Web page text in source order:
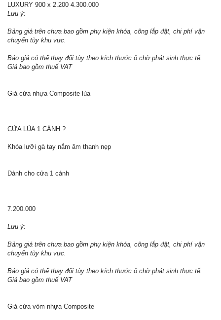
LUXURY 900 x 2.200 4.300.000
Lưu ý:
Bảng giá trên chưa bao gồm phụ kiện khóa, công lắp đặt, chi phí vận
chuyển tùy khu vực.
Báo giá có thể thay đổi tùy theo kích thước ô chờ phát sinh thực tế.
Giá bao gồm thuế VAT
Giá cửa nhựa Composite lùa
CỬA LÙA 1 CÁNH ?
Khóa lưỡi gà tay nắm âm thanh nẹp
Dành cho cửa 1 cánh
7.200.000
Lưu ý:
Bảng giá trên chưa bao gồm phụ kiện khóa, công lắp đặt, chi phí vận
chuyển tùy khu vực.
Báo giá có thể thay đổi tùy theo kích thước ô chờ phát sinh thực tế.
Giá bao gồm thuế VAT
Giá cửa vòm nhựa Composite